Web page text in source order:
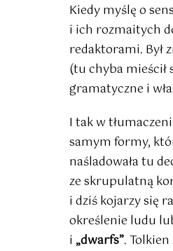
Kiedy myślę o
i ich rozmaitych
redaktorami. Był
(tu chyba mieścił
gramatyczne i
I tak w
samym formy,
naśladowała tu
ze skrupulatną
i dziś kojarzy się
określenie ludu
i„dwarfs”.